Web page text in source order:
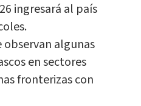
ingresará al país
observan algunas
en sectores
fronterizas con